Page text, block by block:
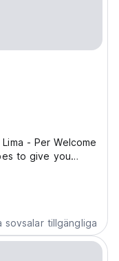
Lima - Per Welcome
to give you
that youll step
and eager to...
sovsalar tillgängliga